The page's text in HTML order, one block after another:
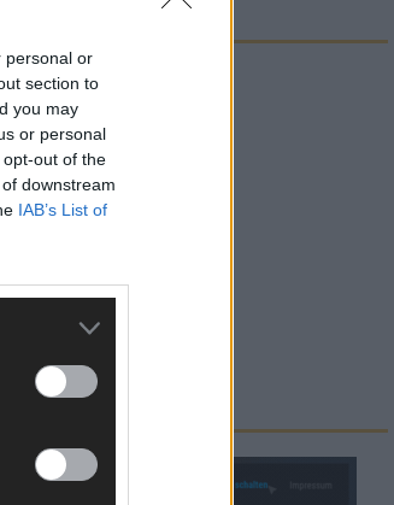
personal or
section to
you may
or personal
out of the
downstream
IAB’s List of